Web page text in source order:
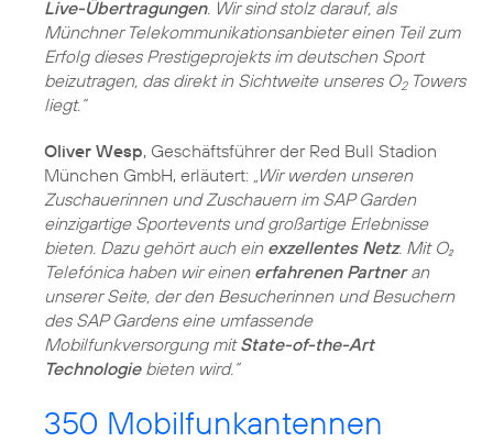
Live-Übertragungen. Wir sind stolz darauf, als
Münchner Telekommunikationsanbieter einen Teil zum
Erfolg dieses Prestigeprojekts im deutschen Sport
beizutragen, das direkt in Sichtweite unseres O2Towers
liegt.“
Oliver Wesp, Geschäftsführer der Red Bull Stadion
München GmbH, erläutert: „Wir werden unseren
Zuschauerinnen und Zuschauern im SAP Garden
einzigartige Sportevents und großartige Erlebnisse
bieten. Dazu gehört auch ein exzellentes Netz. Mit O₂
Telefónica haben wir einen erfahrenen Partneran
unserer Seite, der den Besucherinnen und Besuchern
des SAP Gardens eine umfassende
Mobilfunkversorgung mitState-of-the-Art
Technologiebieten wird.“
350 Mobilfunkantennen